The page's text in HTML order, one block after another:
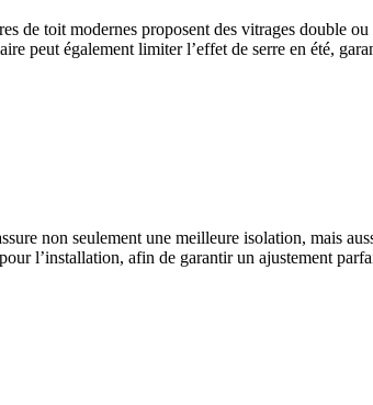
de toit modernes proposent des vitrages double
peut également limiter l’effet de serre en été,
non seulement une meilleure isolation, mais
l’installation, afin de garantir un ajustement